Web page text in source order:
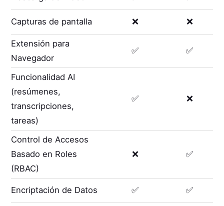
Capturas de pantalla ❌ ❌
Extensión para
Navegador
✅ ✅
Funcionalidad AI
(resúmenes,
transcripciones,
tareas)
✅ ❌
Control de Accesos
Basado en Roles
(RBAC)
❌ ✅
Encriptación de Datos ✅ ✅